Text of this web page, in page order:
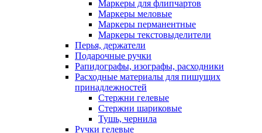
Маркеры для флипчартов
Маркеры меловые
Маркеры перманентные
Маркеры текстовыделители
Перья, держатели
Подарочные ручки
Рапидографы, изографы, расходники
Расходные материалы для пишущих
принадлежностей
Стержни гелевые
Стержни шариковые
Тушь, чернила
Ручки гелевые